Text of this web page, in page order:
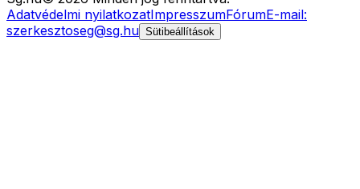
Adatvédelmi nyilatkozatImpresszumFórumE-mail:
szerkesztoseg@sg.hu Sütibeállítások